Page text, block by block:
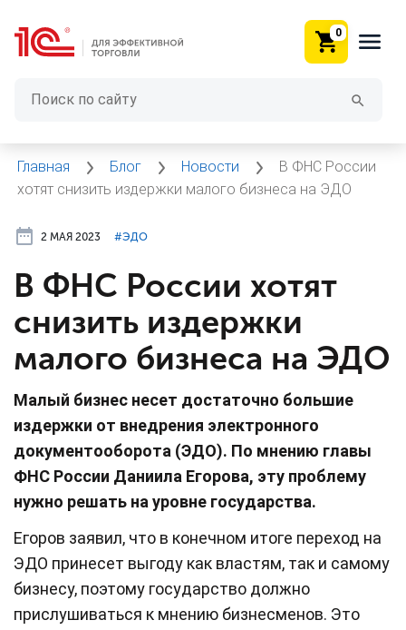
0
Главная Блог Новости
В ФНС России
хотят снизить издержки малого бизнеса на ЭДО
2 МАЯ 2023 #⁣ЭДО
В ФНС России хотят
снизить издержки
малого бизнеса на ЭДО
Малый бизнес несет достаточно большие
издержки от внедрения электронного
документооборота (ЭДО). По мнению главы
ФНС России Даниила Егорова, эту проблему
нужно решать на уровне государства.
Егоров заявил, что в конечном итоге переход на
ЭДО принесет выгоду как властям, так и самому
бизнесу, поэтому государство должно
прислушиваться к мнению бизнесменов. Это